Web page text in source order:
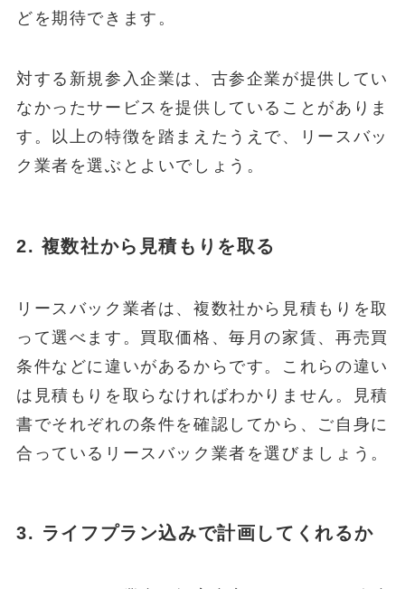
どを期待できます。
対する新規参入企業は、古参企業が提供してい
なかったサービスを提供していることがありま
す。以上の特徴を踏まえたうえで、リースバッ
ク業者を選ぶとよいでしょう。
2. 複数社から見積もりを取る
リースバック業者は、複数社から見積もりを取
って選べます。買取価格、毎月の家賃、再売買
条件などに違いがあるからです。これらの違い
は見積もりを取らなければわかりません。見積
書でそれぞれの条件を確認してから、ご自身に
合っているリースバック業者を選びましょう。
3. ライフプラン込みで計画してくれるか